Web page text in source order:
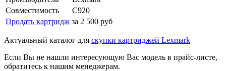
Совместимость
C920
Продать картридж за 2 500 руб
Актуальный каталог для скупки картриджей Lexmark
Если Вы не нашли интересующую Вас модель в прайс-листе,
обратитесь к нашим менеджерам.